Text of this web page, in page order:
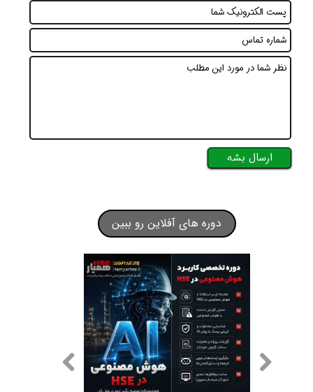
ارسال بشه
دوره های آفلاین رو ببین